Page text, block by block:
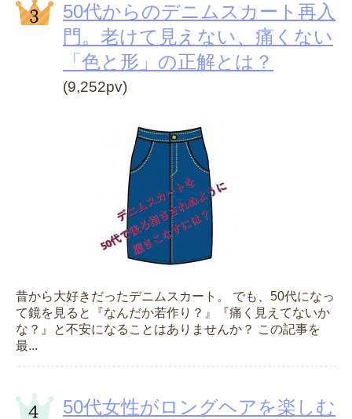
50代からのデニムスカート再入
門。老けて見えない、痛くない
「色と形」の正解とは？
(9,252pv)
昔から大好きだったデニムスカート。 でも、50代になっ
て鏡を見ると『なんだか若作り？』『痛く見えてないか
な？』と不安になることはありませんか？ この記事を
最...
50代女性がロングヘアを楽しむ